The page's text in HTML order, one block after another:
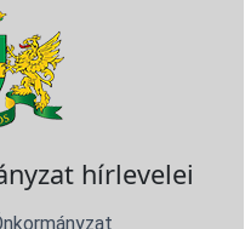
hírlevelei